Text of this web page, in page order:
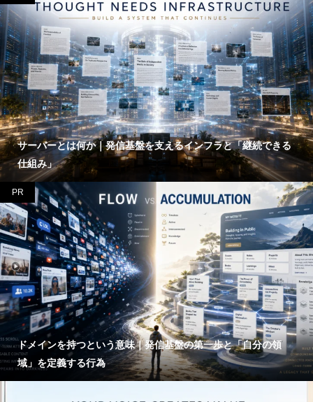
サーバーとは何か｜発信基盤を支えるインフラと「継続できる
仕組み」
ドメインを持つという意味｜発信基盤の第一歩と「自分の領
域」を定義する行為
PR